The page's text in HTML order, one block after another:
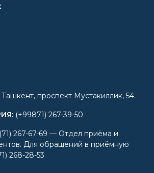
Ташкент, проспект Мустакиллик, 54.
: (+99871) 267-39-50
267-67-69 — Отдел приёма и
Для обращений в приёмную
268-28-53